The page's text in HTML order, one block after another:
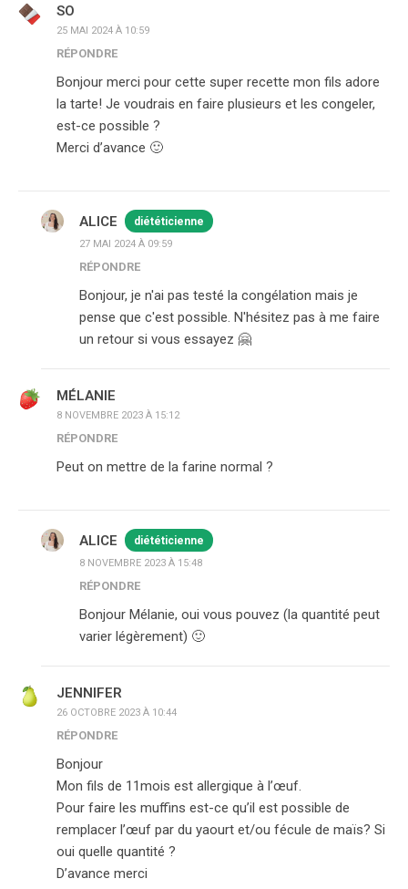
SO
25 MAI 2024 À 10:59
RÉPONDRE
Bonjour merci pour cette super recette mon fils adore
la tarte! Je voudrais en faire plusieurs et les congeler,
est-ce possible ?
Merci d’avance 🙂
ALICE diététicienne
27 MAI 2024 À 09:59
RÉPONDRE
Bonjour, je n'ai pas testé la congélation mais je
pense que c'est possible. N'hésitez pas à me faire
un retour si vous essayez 🤗
MÉLANIE
8 NOVEMBRE 2023 À 15:12
RÉPONDRE
Peut on mettre de la farine normal ?
ALICE diététicienne
8 NOVEMBRE 2023 À 15:48
RÉPONDRE
Bonjour Mélanie, oui vous pouvez (la quantité peut
varier légèrement) 🙂
JENNIFER
26 OCTOBRE 2023 À 10:44
RÉPONDRE
Bonjour
Mon fils de 11mois est allergique à l’œuf.
Pour faire les muffins est-ce qu’il est possible de
remplacer l’œuf par du yaourt et/ou fécule de maïs? Si
oui quelle quantité ?
D’avance merci